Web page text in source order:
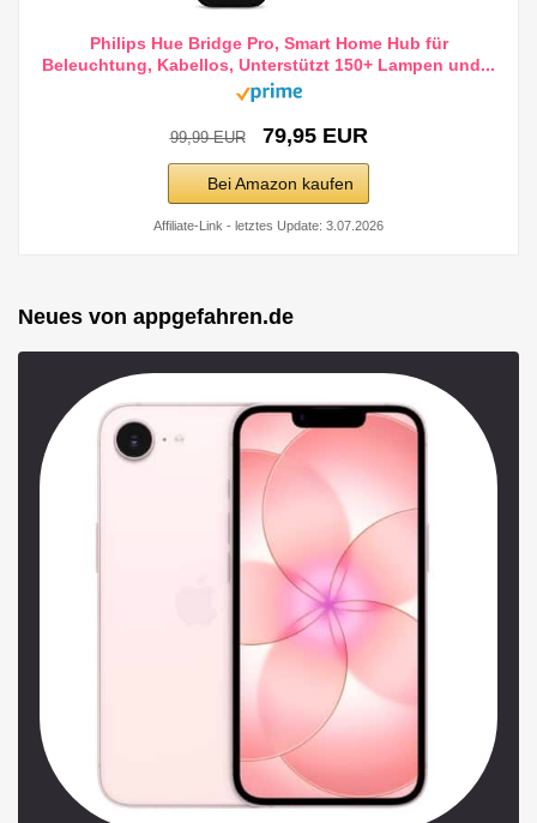
Philips Hue Bridge Pro, Smart Home Hub für
Beleuchtung, Kabellos, Unterstützt 150+ Lampen und...
99,99 EUR 79,95 EUR
Bei Amazon kaufen
Affiliate-Link - letztes Update: 3.07.2026
Neues von appgefahren.de